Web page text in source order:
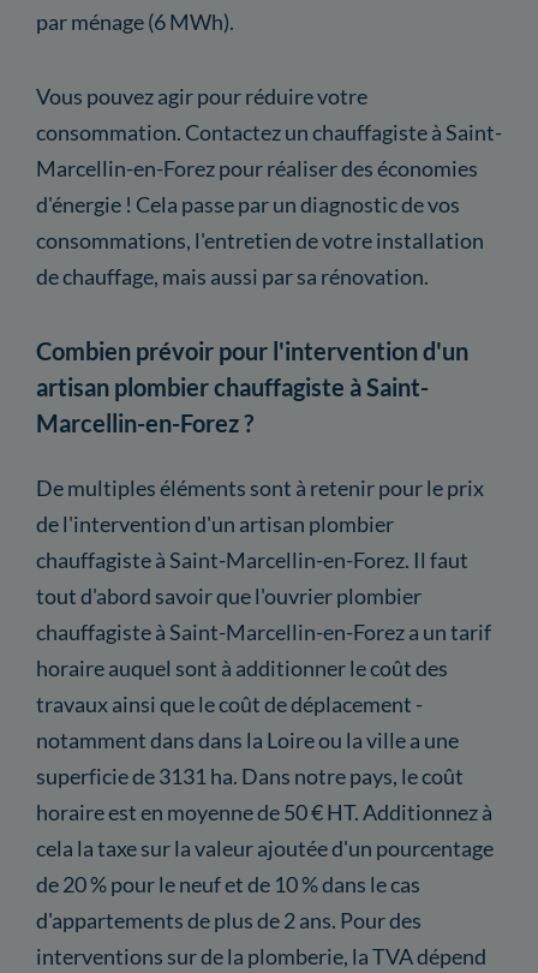
par ménage (6 MWh).
Vous pouvez agir pour réduire votre
consommation. Contactez un chauffagiste à Saint-
Marcellin-en-Forez pour réaliser des économies
d'énergie ! Cela passe par un diagnostic de vos
consommations, l'entretien de votre installation
de chauffage, mais aussi par sa rénovation.
Combien prévoir pour l'intervention d'un
artisan plombier chauffagiste à Saint-
Marcellin-en-Forez ?
De multiples éléments sont à retenir pour le prix
de l'intervention d'un artisan plombier
chauffagiste à Saint-Marcellin-en-Forez. Il faut
tout d'abord savoir que l'ouvrier plombier
chauffagiste à Saint-Marcellin-en-Forez a un tarif
horaire auquel sont à additionner le coût des
travaux ainsi que le coût de déplacement -
notamment dans dans la Loire ou la ville a une
superficie de 3131 ha. Dans notre pays, le coût
horaire est en moyenne de 50 € HT. Additionnez à
cela la taxe sur la valeur ajoutée d'un pourcentage
de 20 % pour le neuf et de 10 % dans le cas
d'appartements de plus de 2 ans. Pour des
interventions sur de la plomberie, la TVA dépend